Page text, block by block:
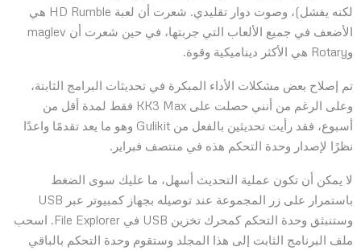
لكنه يفشل)، وصوت دوار تقليدي. شعرت أن لعبة HD Rumble هي
الأضعف في جميع الألعاب التي جربتها، في حين شعرت أن maglev
وRotary هي الأكثر ديناميكية وقوة.
تم إصلاح بعض مشكلات الأداء المبكرة في تحديثات البرامج الثابتة،
وعلى الرغم من أنني حصلت على KK3 Max فقط لمدة أقل من
أسبوع، فقد رأيت تحديثين بالفعل من Gulikit وهو ما يعد تقدمًا واعدًا
نظرًا لإصدار وحدة التحكم هذه في منتصف فبراير.
لا يمكن أن تكون عملية التحديث أسهل، ما عليك سوى الضغط
باستمرار على زر المجموعة عند توصيله بجهاز كمبيوتر عبر USB
وستنبثق وحدة التحكم كمحرك تخزين USB في File Explorer. اسحب
ملف البرنامج الثابت إلى هذا المجلد وستقوم وحدة التحكم بالباقي